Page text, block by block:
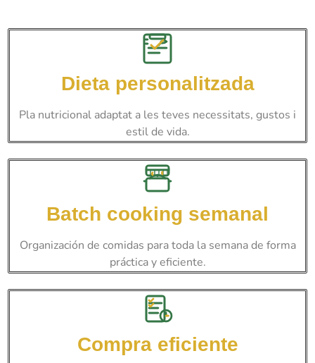
Dieta personalitzada
Pla nutricional adaptat a les teves necessitats, gustos i
estil de vida.
Batch cooking semanal
Organización de comidas para toda la semana de forma
práctica y eficiente.
Compra eficiente